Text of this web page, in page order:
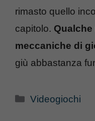
rimasto quello
capitolo.
meccaniche di
giù abbastanza
Categorie
Videogiochi